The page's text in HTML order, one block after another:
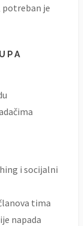
potreban je
i socijalni
tima
napada